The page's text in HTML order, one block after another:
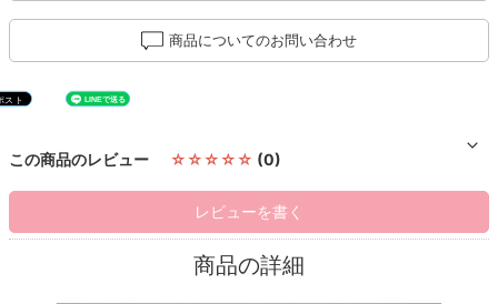
商品についてのお問い合わせ
この商品のレビュー ☆☆☆☆☆ (0)
レビューを書く
商品の詳細